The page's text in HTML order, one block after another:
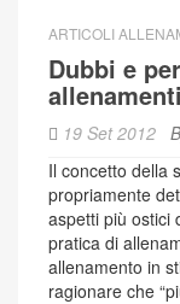
ARTICOLI
Dubbi e
19 Set 2012
Il concetto della
propriamente
aspetti più ostici
pratica di
allenamento in
ragionare che